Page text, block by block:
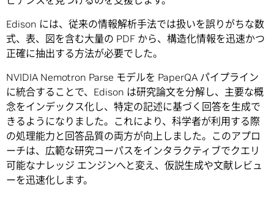
Edison には、従来の情報解析手法では扱いを誤りがちな数
式、表、図を含む大量の PDF から、構造化情報を迅速かつ
正確に抽出する方法が必要でした。
NVIDIA Nemotron Parse モデルを PaperQA パイプライン
に統合することで、Edison は研究論文を分解し、主要な概
念をインデックス化し、特定の記述に基づく回答を生成で
きるようになりました。これにより、科学者が利用する際
の処理能力と回答品質の両方が向上しました。このアプロ
ーチは、広範な研究コーパスをインタラクティブでクエリ
可能なナレッジ エンジンへと変え、仮説生成や文献レビュ
ーを迅速化します。